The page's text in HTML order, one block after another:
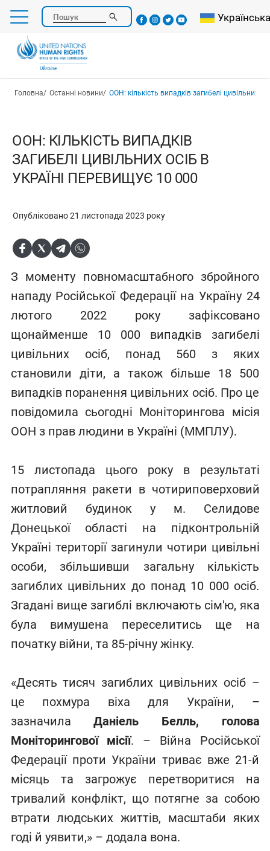
Перейти
основного
Пошук Select your
Українська
Рядок навіґації
Головна Останні новини ООН: кількість випадків загибелі цивільних осіб в
ООН: КІЛЬКІСТЬ ВИПАДКІВ
ЗАГИБЕЛІ ЦИВІЛЬНИХ ОСІБ В
УКРАЇНІ ПЕРЕВИЩУЄ 10 000
Опубліковано 21 листопада 2023 року
З моменту повномасштабного збройного
нападу Російської Федерації на Україну 24
лютого 2022 року зафіксовано
щонайменше 10 000 випадків загибелі
цивільних осіб, понад 560 з яких
становили діти, а також більше 18 500
випадків поранення цивільних осіб. Про це
повідомила сьогодні Моніторингова місія
ООН з прав людини в Україні (ММПЛУ).
15 листопада цього року в результаті
потрапляння ракети в чотириповерховий
житловий будинок у м. Селидове
Донецької області на підконтрольній
Україні території загинули чотири цивільні
особи, збільшивши загальну кількість
загиблих цивільних до понад 10 000 осіб.
Згадані вище загиблі включають сім'ю, яка
була вимушена переселитись ще на
початку війни, та 85-річну жінку.
«Десять тисяч загиблих цивільних осіб –
це похмура віха для України, –
зазначилаДаніель Белль, голова
Моніторингової місії. – Війна Російської
Федерації проти України триває вже 21-й
місяць та загрожує перетворитися на
тривалий конфлікт, що потягне за собою
втрати людських життів, масштаби яких
годі й уявити,» – додала вона.